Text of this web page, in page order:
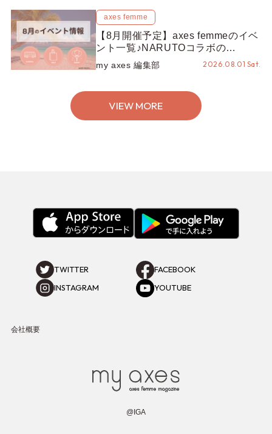
axes femme
【8月開催予定】axes femmeのイベ
ント一覧♪NARUTOコラボの
REZEN POPUPから、プチYour
Stage.、ティーパーティまで！8月
my axes 編集部 2026.08.01 Sat.
VIEW MORE
TWITTER
FACEBOOK
INSTAGRAM
YOUTUBE
会社概要
@IGA